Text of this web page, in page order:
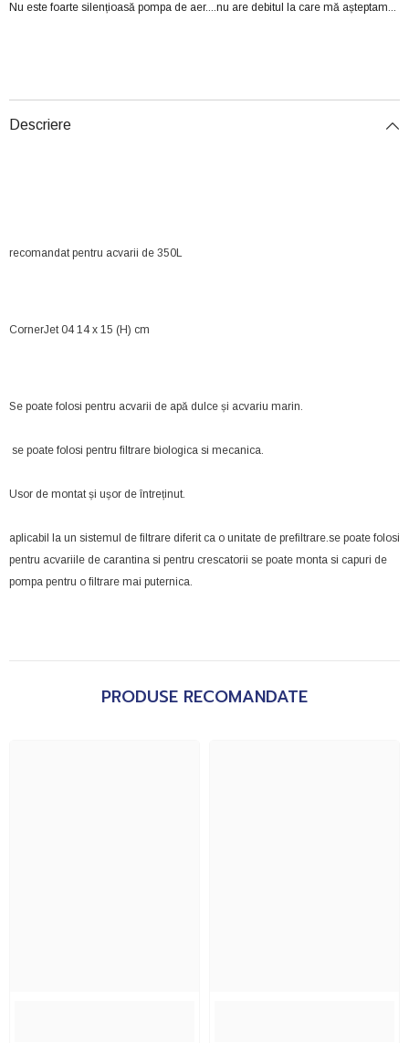
Nu este foarte silențioasă pompa de aer....nu are debitul la care mă așteptam...
Descriere
recomandat pentru acvarii de 350L
CornerJet 04 14 x 15 (H) cm
Se poate folosi pentru acvarii de apă dulce și acvariu marin.
se poate folosi pentru filtrare biologica si mecanica.
Usor de montat și ușor de întreținut.
aplicabil la un sistemul de filtrare diferit ca o unitate de prefiltrare.se poate folosi
pentru acvariile de carantina si pentru crescatorii se poate monta si capuri de
pompa pentru o filtrare mai puternica.
PRODUSE RECOMANDATE